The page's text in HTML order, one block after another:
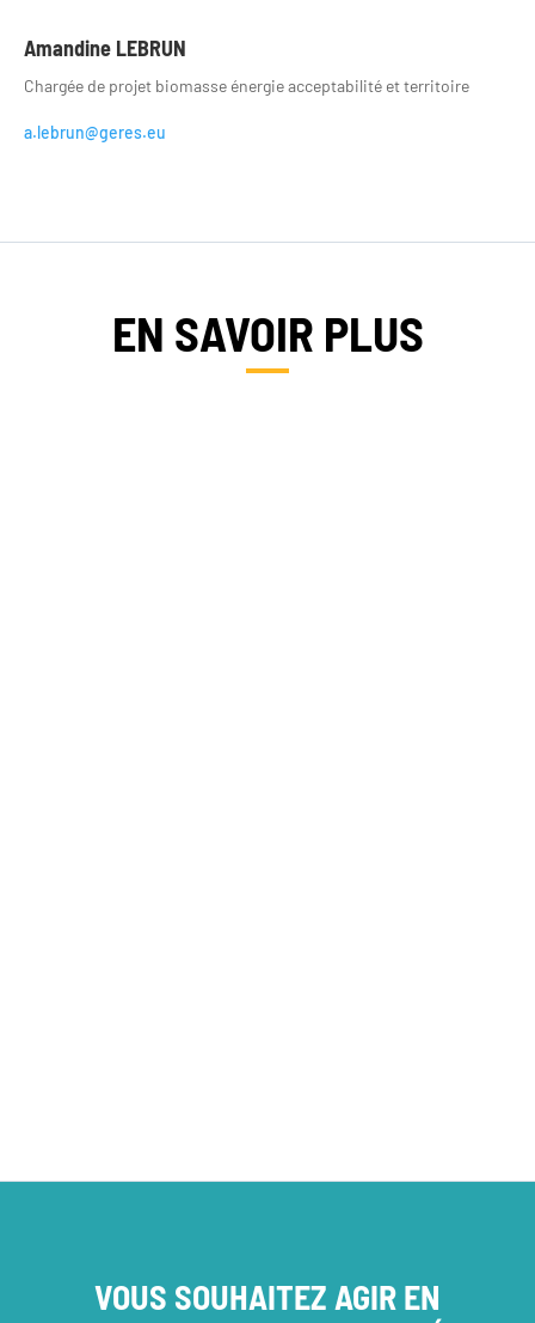
Amandine LEBRUN
Chargée de projet biomasse énergie acceptabilité et territoire
a.lebrun@geres.eu
EN SAVOIR PLUS
VOUS SOUHAITEZ AGIR EN